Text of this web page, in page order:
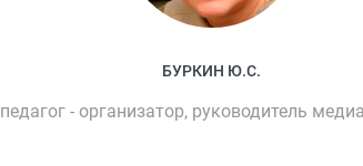
БУРКИН Ю.С.
педагог - организатор, руководитель